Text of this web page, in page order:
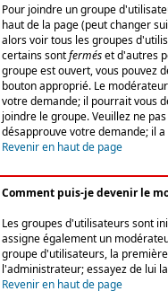
Pour joindre un groupe
haut de la page (peut changer
alors voir tous les groupes
certains sontferméset d'autres
groupe est ouvert, vous pouvez
bouton approprié. Le
votre demande; il pourrait vous
joindre le groupe. Veuillez ne
désapprouve votre demande; il
Revenir en haut de page
Comment puis-je devenir le
Les groupes d'utilisateurs sont
assigne également un
groupe d'utilisateurs, la
l'administrateur; essayez de lui
Revenir en haut de page